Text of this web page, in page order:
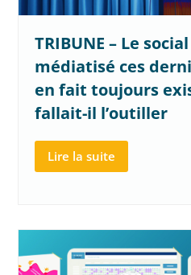
TRIBUNE – Le
médiatisé ces
en fait toujours
fallait-il l’outiller
Lire la suite